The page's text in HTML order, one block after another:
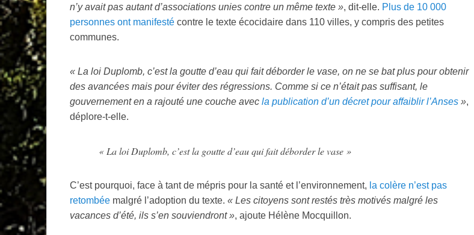
n’y avait pas autant d’associations unies contre un même texte », dit-elle. Plus de 10 000
personnes ont manifesté contre le texte écocidaire dans 110 villes, y compris des petites
communes.
« La loi Duplomb, c’est la goutte d’eau qui fait déborder le vase, on ne se bat plus pour obtenir
des avancées mais pour éviter des régressions. Comme si ce n’était pas suffisant, le
gouvernement en a rajouté une couche avec la publication d’un décret pour affaiblir l’Anses »,
déplore-t-elle.
« La loi Duplomb, c’est la goutte d’eau qui fait déborder le vase »
C’est pourquoi, face à tant de mépris pour la santé et l’environnement, la colère n’est pas
retombée malgré l’adoption du texte. « Les citoyens sont restés très motivés malgré les
vacances d’été, ils s’en souviendront », ajoute Hélène Mocquillon.